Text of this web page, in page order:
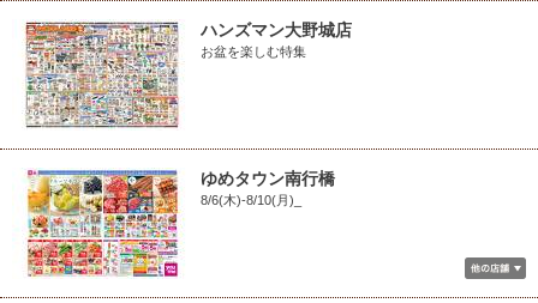
ハンズマン大野城店
お盆を楽しむ特集
ゆめタウン南行橋
8/6(木)-8/10(月)_